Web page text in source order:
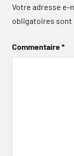
Votre adresse e-
obligatoires sont
Commentaire*